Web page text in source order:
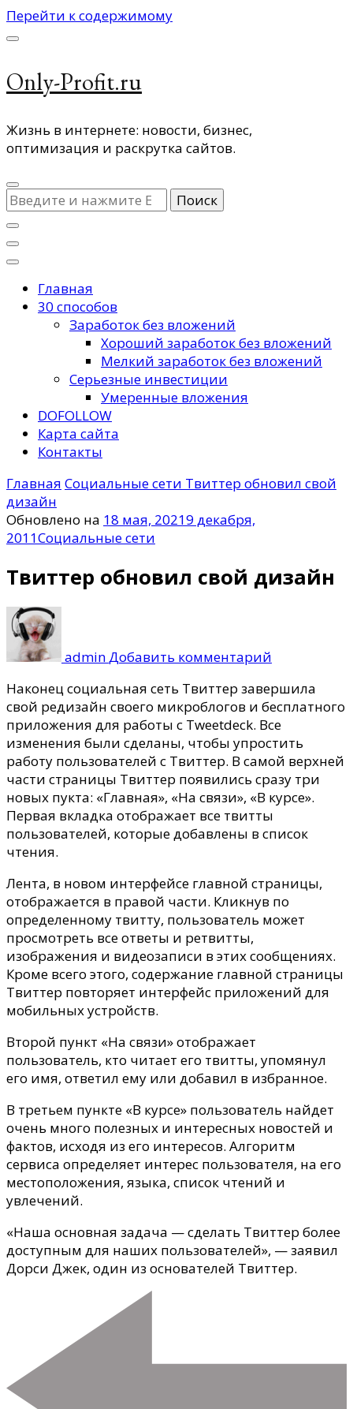
Перейти к содержимому
Only-Profit.ru
Жизнь в интернете: новости, бизнес,
оптимизация и раскрутка сайтов.
Ищите
что-
то?
Главная
30 способов
Заработок без вложений
Хороший заработок без вложений
Мелкий заработок без вложений
Серьезные инвестиции
Умеренные вложения
DOFOLLOW
Карта сайта
Контакты
Главная Социальные сети Твиттер обновил свой
дизайн
Обновлено на 18 мая, 20219 декабря,
2011Социальные сети
Твиттер обновил свой дизайн
adminДобавить комментарий
обновил
свой
дизайн
Наконец социальная сеть Твиттер завершила
свой редизайн своего микроблогов и бесплатного
приложения для работы с Tweetdeck. Все
изменения были сделаны, чтобы упростить
работу пользователей с Твиттер. В самой верхней
части страницы Твиттер появились сразу три
новых пукта: «Главная», «На связи», «В курсе».
Первая вкладка отображает все твитты
пользователей, которые добавлены в список
чтения.
Лента, в новом интерфейсе главной страницы,
отображается в правой части. Кликнув по
определенному твитту, пользователь может
просмотреть все ответы и ретвитты,
изображения и видеозаписи в этих сообщениях.
Кроме всего этого, содержание главной страницы
Твиттер повторяет интерфейс приложений для
мобильных устройств.
Второй пункт «На связи» отображает
пользователь, кто читает его твитты, упомянул
его имя, ответил ему или добавил в избранное.
В третьем пункте «В курсе» пользователь найдет
очень много полезных и интересных новостей и
фактов, исходя из его интересов. Алгоритм
сервиса определяет интерес пользователя, на его
местоположения, языка, список чтений и
увлечений.
«Наша основная задача — сделать Твиттер более
доступным для наших пользователей», — заявил
Дорси Джек, один из основателей Твиттер.